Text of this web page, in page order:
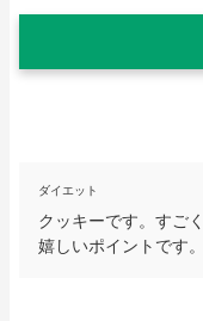
ダイエット
クッキーです。すご
嬉しいポイントです